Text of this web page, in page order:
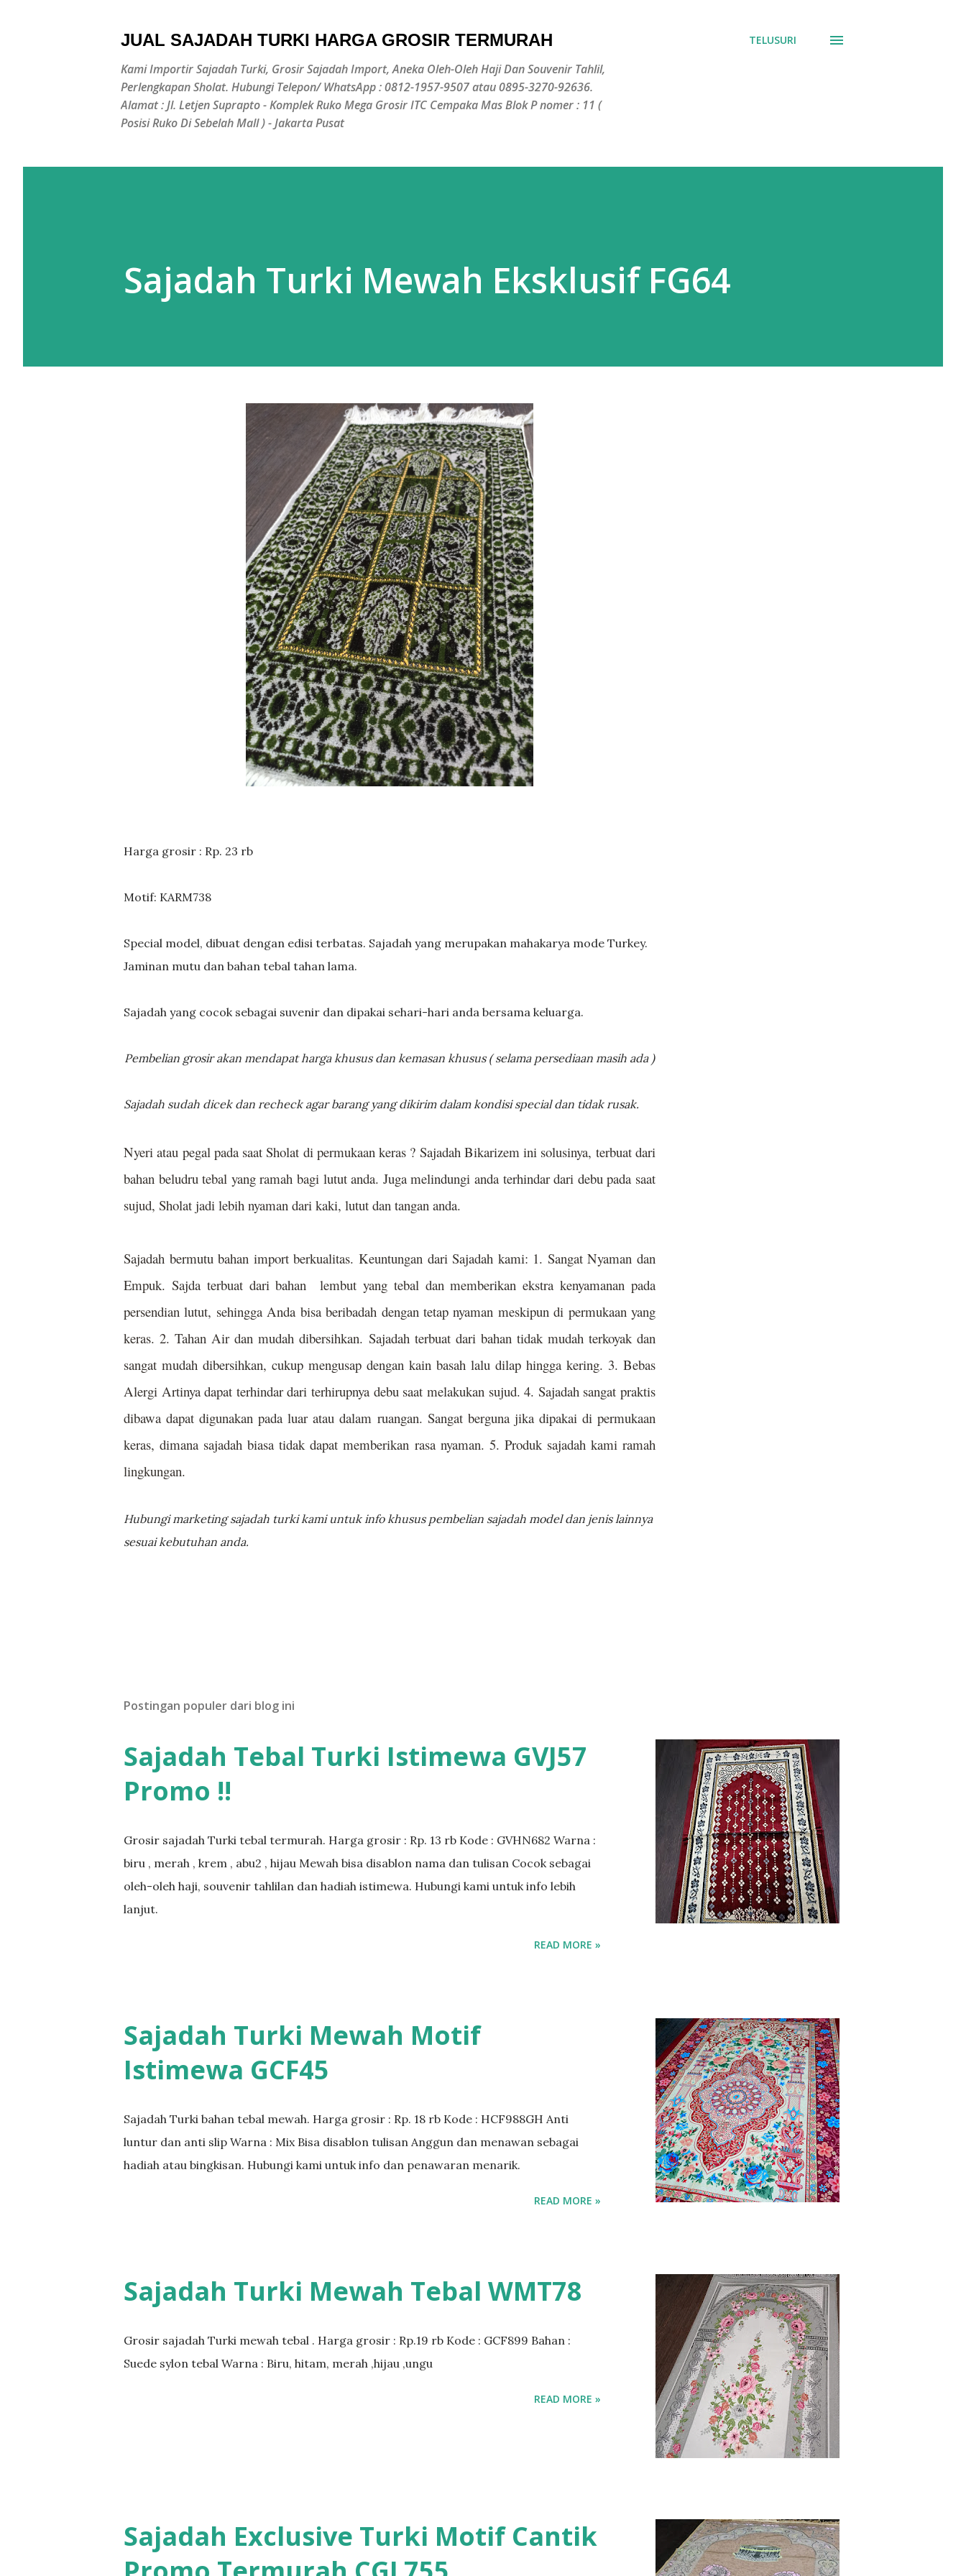
JUAL SAJADAH TURKI HARGA GROSIR TERMURAH
Kami Importir Sajadah Turki, Grosir Sajadah Import, Aneka Oleh-Oleh Haji Dan Souvenir Tahlil,
Perlengkapan Sholat. Hubungi Telepon/ WhatsApp : 0812-1957-9507 atau 0895-3270-92636.
Alamat : Jl. Letjen Suprapto - Komplek Ruko Mega Grosir ITC Cempaka Mas Blok P nomer : 11 (
Posisi Ruko Di Sebelah Mall ) - Jakarta Pusat
TELUSURI
Sajadah Turki Mewah Eksklusif FG64
Harga grosir : Rp. 23 rb
Motif: KARM738
Special model, dibuat dengan edisi terbatas. Sajadah yang merupakan mahakarya mode Turkey.
Jaminan mutu dan bahan tebal tahan lama.
Sajadah yang cocok sebagai suvenir dan dipakai sehari-hari anda bersama keluarga.
Pembelian grosir akan mendapat harga khusus dan kemasan khusus ( selama persediaan masih ada )
Sajadah sudah dicek dan recheck agar barang yang dikirim dalam kondisi special dan tidak rusak.
Nyeri atau pegal pada saat Sholat di permukaan keras ? Sajadah Bikarizem ini solusinya, terbuat dari
bahan beludru tebal yang ramah bagi lutut anda. Juga melindungi anda terhindar dari debu pada saat
sujud, Sholat jadi lebih nyaman dari kaki, lutut dan tangan anda.
Sajadah bermutu bahan import berkualitas. Keuntungan dari Sajadah kami: 1. Sangat Nyaman dan
Empuk. Sajda terbuat dari bahan lembut yang tebal dan memberikan ekstra kenyamanan pada
persendian lutut, sehingga Anda bisa beribadah dengan tetap nyaman meskipun di permukaan yang
keras. 2. Tahan Air dan mudah dibersihkan. Sajadah terbuat dari bahan tidak mudah terkoyak dan
sangat mudah dibersihkan, cukup mengusap dengan kain basah lalu dilap hingga kering. 3. Bebas
Alergi Artinya dapat terhindar dari terhirupnya debu saat melakukan sujud. 4. Sajadah sangat praktis
dibawa dapat digunakan pada luar atau dalam ruangan. Sangat berguna jika dipakai di permukaan
keras, dimana sajadah biasa tidak dapat memberikan rasa nyaman. 5. Produk sajadah kami ramah
lingkungan.
Hubungi marketing sajadah turki kami untuk info khusus pembelian sajadah model dan jenis lainnya
sesuai kebutuhan anda.
Postingan populer dari blog ini
Sajadah Tebal Turki Istimewa GVJ57
Promo !!
Grosir sajadah Turki tebal termurah. Harga grosir : Rp. 13 rb Kode : GVHN682 Warna :
biru , merah , krem , abu2 , hijau Mewah bisa disablon nama dan tulisan Cocok sebagai
oleh-oleh haji, souvenir tahlilan dan hadiah istimewa. Hubungi kami untuk info lebih
lanjut.
READ MORE »
Sajadah Turki Mewah Motif
Istimewa GCF45
Sajadah Turki bahan tebal mewah. Harga grosir : Rp. 18 rb Kode : HCF988GH Anti
luntur dan anti slip Warna : Mix Bisa disablon tulisan Anggun dan menawan sebagai
hadiah atau bingkisan. Hubungi kami untuk info dan penawaran menarik.
READ MORE »
Sajadah Turki Mewah Tebal WMT78
Grosir sajadah Turki mewah tebal . Harga grosir : Rp.19 rb Kode : GCF899 Bahan :
Suede sylon tebal Warna : Biru, hitam, merah ,hijau ,ungu
READ MORE »
Sajadah Exclusive Turki Motif Cantik